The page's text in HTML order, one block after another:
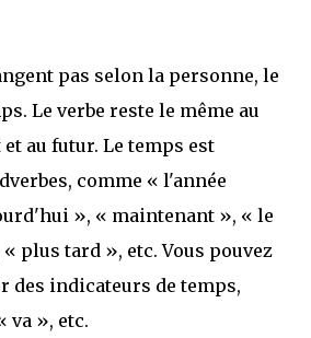
pas selon la personne, le
Le verbe reste le même au
au futur. Le temps est
comme « l'année
», « maintenant », « le
plus tard », etc. Vous pouvez
des indicateurs de temps,
va », etc.